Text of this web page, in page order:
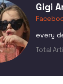
Gigi
every
Total